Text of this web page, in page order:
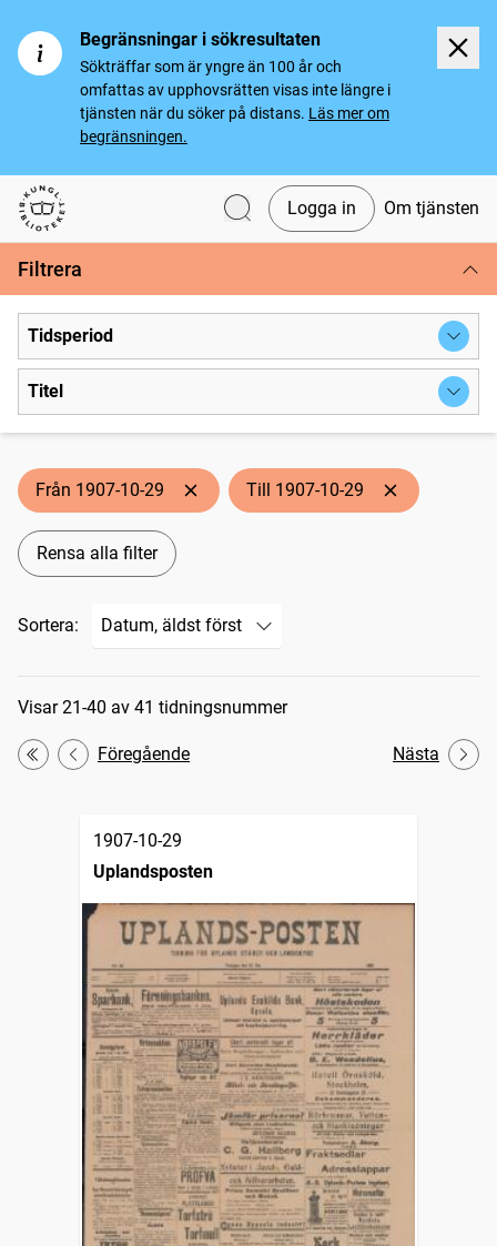
Begränsningar i sökresultaten
Sökträffar som är yngre än 100 år och
omfattas av upphovsrätten visas inte längre i
tjänsten när du söker på distans. Läs mer om
begränsningen.
Svenska tidningar
Logga in Om tjänsten
Filtrera
Tidsperiod
Titel
Från 1907-10-29 Till 1907-10-29
Rensa alla filter
Sortera:
Sökresultat
Visar 21-40 av 41 tidningsnummer
Första
Föregående Nästa
1907-10-29
Uplandsposten